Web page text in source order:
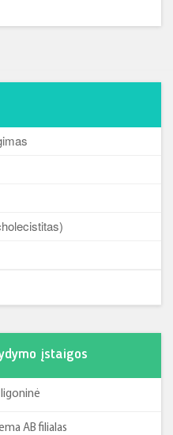
įstaigos
AB filialas